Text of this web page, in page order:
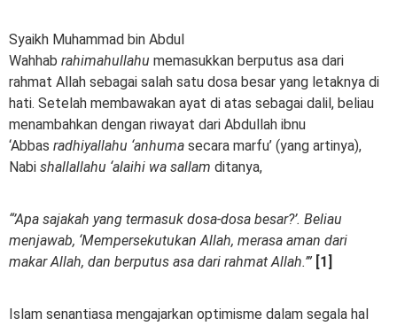
Syaikh Muhammad bin Abdul
Wahhab rahimahullahu memasukkan berputus asa dari
rahmat Allah sebagai salah satu dosa besar yang letaknya di
hati. Setelah membawakan ayat di atas sebagai dalil, beliau
menambahkan dengan riwayat dari Abdullah ibnu
‘Abbas radhiyallahu ‘anhuma secara marfu’ (yang artinya),
Nabi shallallahu ‘alaihi wa sallam ditanya,
“’Apa sajakah yang termasuk dosa-dosa besar?’. Beliau
menjawab, ‘Mempersekutukan Allah, merasa aman dari
makar Allah, dan berputus asa dari rahmat Allah.’” [1]
Islam senantiasa mengajarkan optimisme dalam segala hal